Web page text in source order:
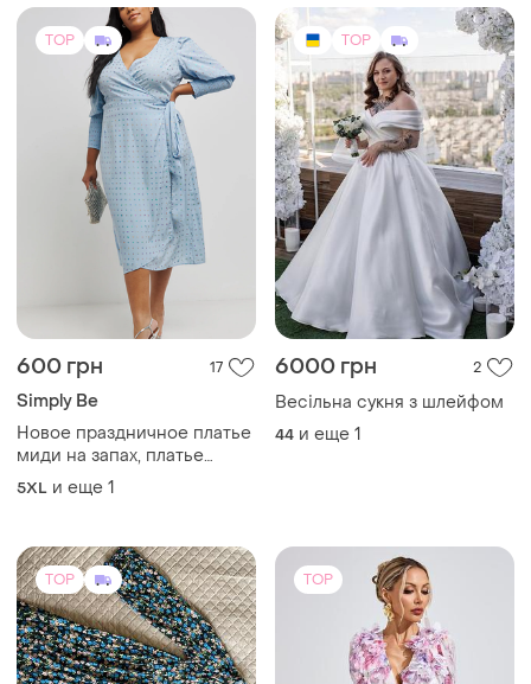
600 грн
Новое праздничное платье
миди на запах, платье
большого размера, батал,
simply be.
6000 грн
Весільна сукня з шлейфом
44 и еще
TOP TOP